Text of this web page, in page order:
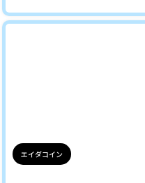
エイダコイン